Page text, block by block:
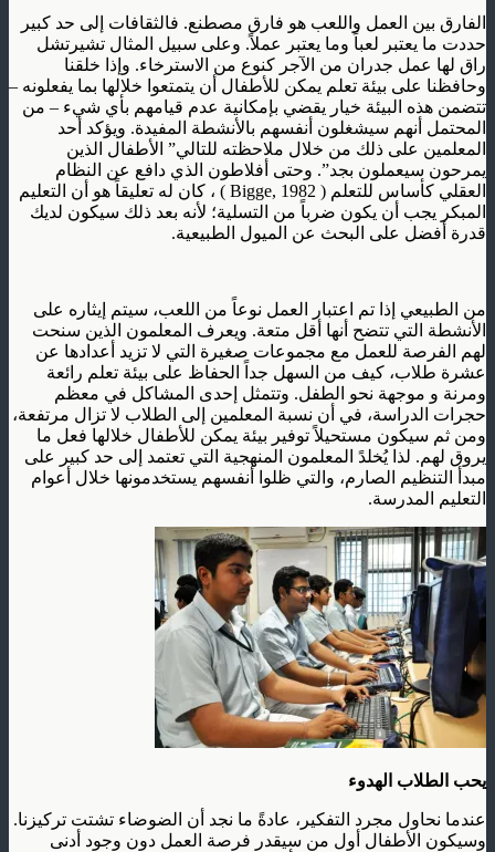
الفارق بين العمل واللعب هو فارق مصطنع. فالثقافات إلى حد كبير
حددت ما يعتبر لعباً وما يعتبر عملاً. وعلى سبيل المثال تشيرتشل
راق لها عمل جدران من الآجر كنوع من الاسترخاء. وإذا خلقنا
وحافظنا على بيئة تعلم يمكن للأطفال أن يتمتعوا خلالها بما يفعلونه –
تتضمن هذه البيئة خيار يقضي بإمكانية عدم قيامهم بأي شيء – من
المحتمل أنهم سيشغلون أنفسهم بالأنشطة المفيدة. ويؤكد أحد
المعلمين على ذلك من خلال ملاحظته للتالي” الأطفال الذين
يمرحون سيعملون بجد”. وحتى أفلاطون الذي دافع عن النظام
العقلي كأساس للتعلم ( Bigge, 1982 ) ، كان له تعليقاً هو أن التعليم
المبكر يجب أن يكون ضرباً من التسلية؛ لأنه بعد ذلك سيكون لديك
قدرة أفضل على البحث عن الميول الطبيعية.
من الطبيعي إذا تم اعتبار العمل نوعاً من اللعب، سيتم إيثاره على
الأنشطة التي تتضح أنها أقل متعة. ويعرف المعلمون الذين سنحت
لهم الفرصة للعمل مع مجموعات صغيرة التي لا تزيد أعدادها عن
عشرة طلاب، كيف من السهل جداً الحفاظ على بيئة تعلم رائعة
ومرنة و موجهة نحو الطفل. وتتمثل إحدى المشاكل في معظم
حجرات الدراسة، في أن نسبة المعلمين إلى الطلاب لا تزال مرتفعة،
ومن ثم سيكون مستحيلاً توفير بيئة يمكن للأطفال خلالها فعل ما
يروق لهم. لذا يُخلدً المعلمون المنهجية التي تعتمد إلى حد كبير على
مبدأ التنظيم الصارم، والتي ظلوا أنفسهم يستخدمونها خلال أعوام
التعليم المدرسة.
يحب الطلاب الهدوء
عندما نحاول مجرد التفكير، عادةً ما نجد أن الضوضاء تشتت تركيزنا.
وسيكون الأطفال أول من سيقدر فرصة العمل دون وجود أدنى